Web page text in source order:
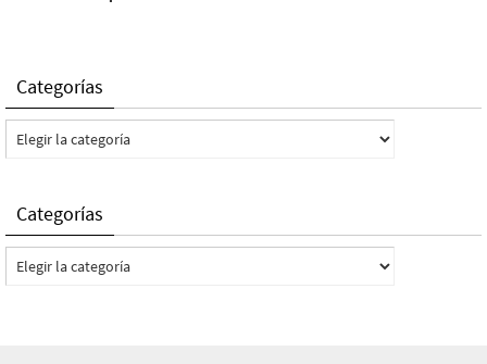
Categorías
Categorías
Categorías
Categorías